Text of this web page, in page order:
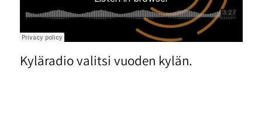
Kyläradio valitsi vuoden kylän.